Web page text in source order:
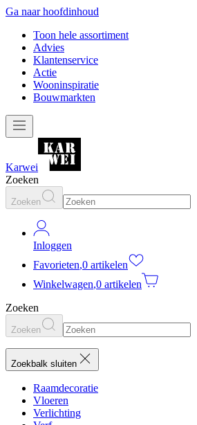
Ga naar hoofdinhoud
Toon hele assortiment
Advies
Klantenservice
Actie
Wooninspiratie
Bouwmarkten
Karwei
Zoeken
Zoeken
Inloggen
Favorieten,0 artikelen
Winkelwagen,0 artikelen
Zoeken
Zoeken
Zoekbalk sluiten
Raamdecoratie
Vloeren
Verlichting